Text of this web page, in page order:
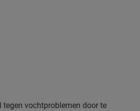
tegen vochtproblemen door te